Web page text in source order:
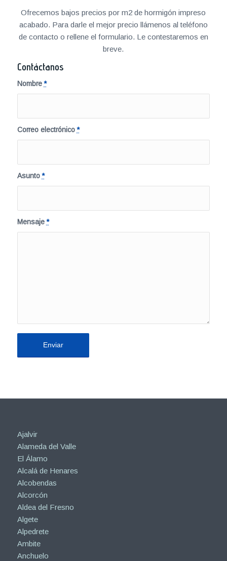
Ofrecemos bajos precios por m2 de hormigón impreso
acabado. Para darle el mejor precio llámenos al teléfono
de contacto o rellene el formulario. Le contestaremos en
breve.
Contáctanos
Nombre*
Correo electrónico*
Asunto*
Mensaje*
Ajalvir
Alameda del Valle
El Álamo
Alcalá de Henares
Alcobendas
Alcorcón
Aldea del Fresno
Algete
Alpedrete
Ambite
Anchuelo